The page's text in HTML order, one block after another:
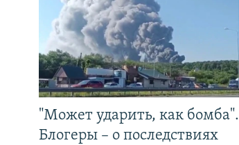
"Может ударить, как бомба".
Блогеры – о последствиях